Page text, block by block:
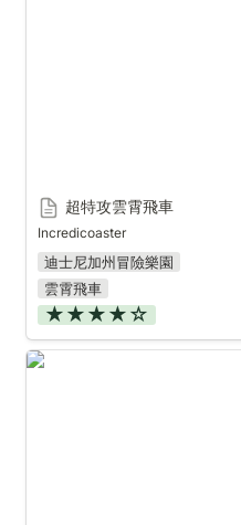
超特攻雲霄飛車
Incredicoaster
迪士尼加州冒險樂園
雲霄飛車
★★★★☆
星際大戰：抵抗軍的崛起